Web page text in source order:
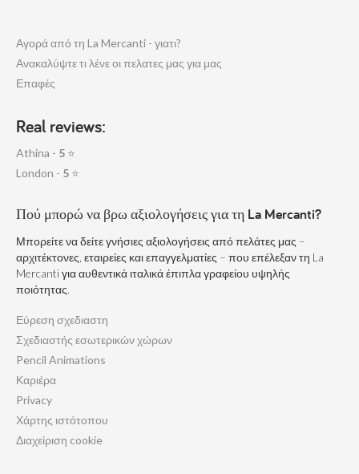
Αγορά από τη La Mercanti - γιατι?
Ανακαλύψτε τι λένε οι πελατες μας για μας
Επαφές
Real reviews:
Athina - 5 ⭐
London - 5 ⭐
Πού μπορώ να βρω αξιολογήσεις για τη La Mercanti?
Μπορείτε να δείτε γνήσιες αξιολογήσεις από πελάτες μας –
αρχιτέκτονες, εταιρείες και επαγγελματίες – που επέλεξαν τη La
Mercanti για αυθεντικά ιταλικά έπιπλα γραφείου υψηλής
ποιότητας.
Εύρεση σχεδιαστη
Σχεδιαστής εσωτερικών χώρων
Pencil Animations
Καριέρα
Privacy
Χάρτης ιστότοπου
Διαχείριση cookie